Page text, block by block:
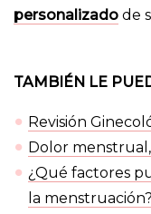
personalizado de
TAMBIÉN LE
Revisión
Dolor
¿Qué factores
la menstruación?